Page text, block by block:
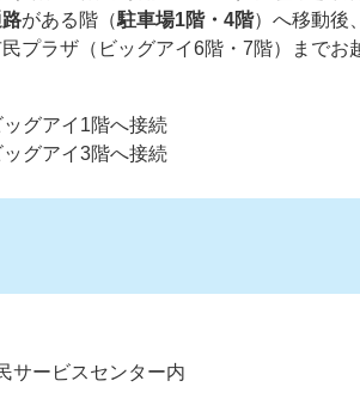
がある階（駐車場1階・4階）へ移動後
プラザ（ビッグアイ6階・7階）までお
ッグアイ1階へ接続
ッグアイ3階へ接続
サービスセンター内